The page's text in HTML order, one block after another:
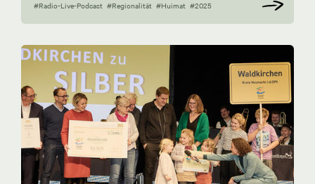
#Radio-Live-Podcast #Regionalität #Huimat #2025